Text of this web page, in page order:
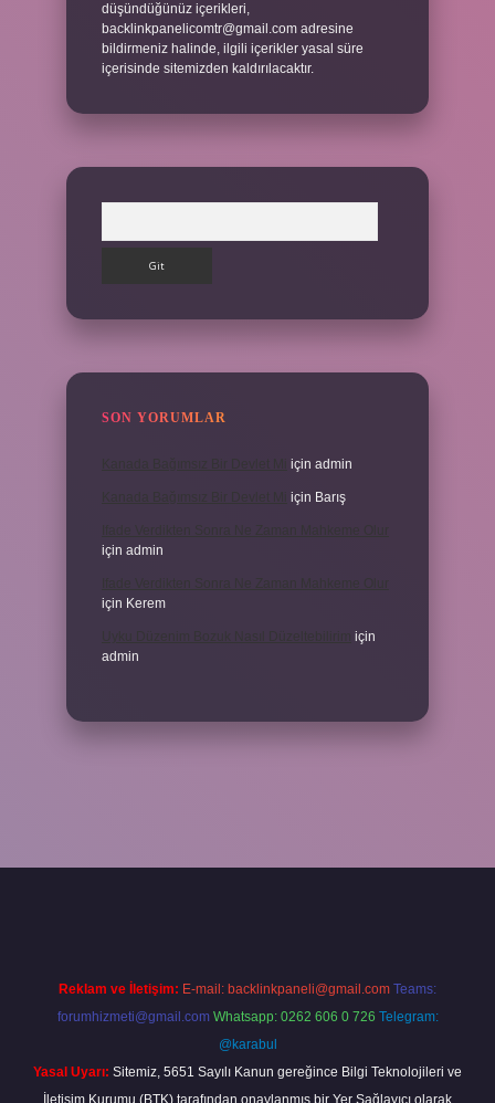
düşündüğünüz içerikleri,
backlinkpanelicomtr@gmail.com adresine
bildirmeniz halinde, ilgili içerikler yasal süre
içerisinde sitemizden kaldırılacaktır.
SON YORUMLAR
için admin
için Barış
için admin
için Kerem
için
admin
Reklam ve İletişim: E-mail: backlinkpaneli@gmail.com Teams:
forumhizmeti@gmail.com Whatsapp: 0262 606 0 726 Telegram:
@karabul
Yasal Uyarı: Sitemiz, 5651 Sayılı Kanun gereğince Bilgi Teknolojileri ve
İletişim Kurumu (BTK) tarafından onaylanmış bir Yer Sağlayıcı olarak